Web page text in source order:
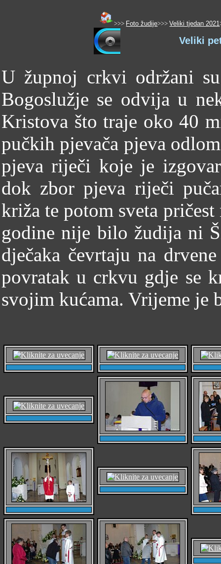
>>> Foto žudije>>>Veliki tjedan 2021
Veliki
U župnoj crkvi održani
Bogoslužje se odvija u
Kristova što traje oko 40
pučkih pjevača pjeva
pjeva riječi koje je
dok zbor pjeva riječi
križa te potom sveta
godine nije bilo žudija ni
dječaka čevrtaju na
povratak u crkvu gdje se
svojim kućama. Vrijeme je